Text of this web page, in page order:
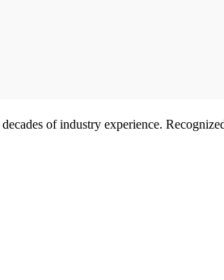
of industry experience.